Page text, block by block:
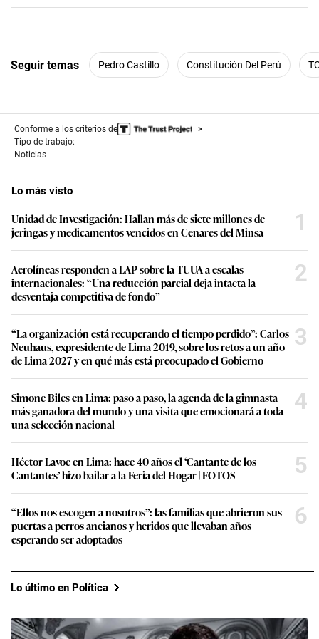
Seguir temas Pedro Castillo Constitución Del Perú
Conforme a los criterios de
Tipo de trabajo:
Noticias
Lo más visto
Unidad de Investigación: Hallan más de siete millones de
jeringas y medicamentos vencidos en Cenares del Minsa
1
Aerolíneas responden a LAP sobre la TUUA a escalas
internacionales: “Una reducción parcial deja intacta la
desventaja competitiva de fondo”
2
“La organización está recuperando el tiempo perdido”: Carlos
Neuhaus, expresidente de Lima 2019, sobre los retos a un año
de Lima 2027 y en qué más está preocupado el Gobierno
3
Simone Biles en Lima: paso a paso, la agenda de la gimnasta
más ganadora del mundo y una visita que emocionará a toda
una selección nacional
4
Héctor Lavoe en Lima: hace 40 años el ‘Cantante de los
Cantantes’ hizo bailar a la Feria del Hogar | FOTOS
5
“Ellos nos escogen a nosotros”: las familias que abrieron sus
puertas a perros ancianos y heridos que llevaban años
esperando ser adoptados
6
Lo último en Política